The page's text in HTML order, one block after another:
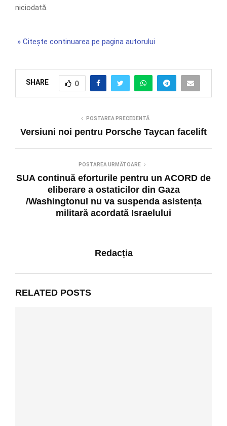
niciodată.
» Citește continuarea pe pagina autorului
SHARE 0
POSTAREA PRECEDENTĂ
Versiuni noi pentru Porsche Taycan facelift
POSTAREA URMĂTOARE
SUA continuă eforturile pentru un ACORD de
eliberare a ostaticilor din Gaza
/Washingtonul nu va suspenda asistența
militară acordată Israelului
Redacția
RELATED POSTS